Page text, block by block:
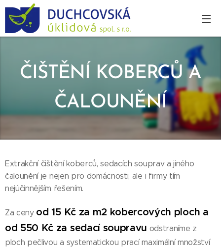
ČIŠTĚNÍ KOBERCŮ A
ČALOUNĚNÍ
Extrakční čištění koberců, sedacích souprav a jiného
čalounění je nejen pro domácnosti, ale i firmy tím
nejúčinnějším řešením.
Za ceny od 15 Kč za m2 kobercových ploch a
od 550 Kč za sedací soupravu odstraníme z
ploch pečlivou a systematickou prací maximální množství